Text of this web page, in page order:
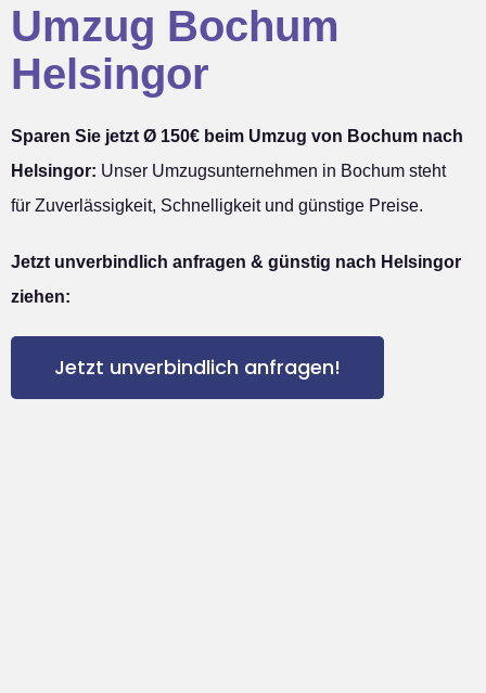
Umzug Bochum
Helsingor
Sparen Sie jetzt Ø 150€ beim Umzug von Bochum nach
Helsingor: Unser Umzugsunternehmen in Bochum steht
für Zuverlässigkeit, Schnelligkeit und günstige Preise.
Jetzt unverbindlich anfragen & günstig nach Helsingor
ziehen:
Jetzt unverbindlich anfragen!